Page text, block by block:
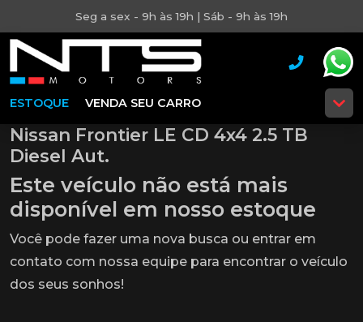
Seg a sex - 9h às 19h | Sáb - 9h às 19h
ESTOQUE VENDA SEU CARRO
Nissan Frontier LE CD 4x4 2.5 TB
Diesel Aut.
Este veículo não está mais
disponível em nosso estoque
Você pode fazer uma nova busca ou entrar em
contato com nossa equipe para encontrar o veículo
dos seus sonhos!